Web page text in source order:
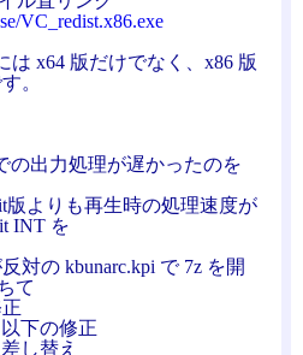
VC_redist.x86.exe
は x64 版だけでなく、x86 版
。
の出力処理が遅かったのを
版よりも再生時の処理速度が
INT を
対の kbunarc.kpi で 7z を開
て
以下の修正
し替え